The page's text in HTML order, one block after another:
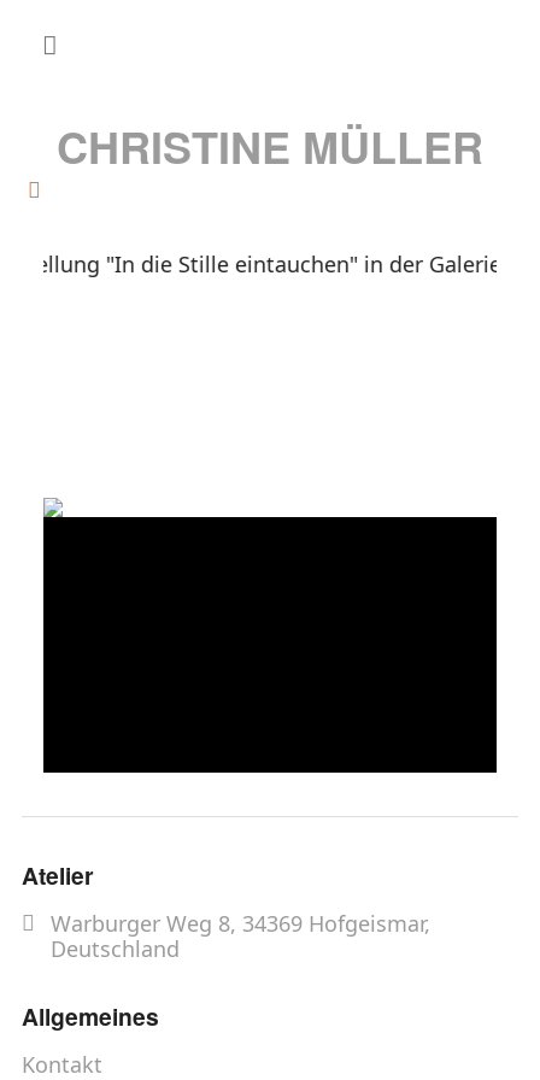
CHRISTINE MÜLLER
"In die Stille eintauchen" in der Galerie
Atelier
Warburger Weg 8, 34369 Hofgeismar,
Deutschland
Allgemeines
Kontakt